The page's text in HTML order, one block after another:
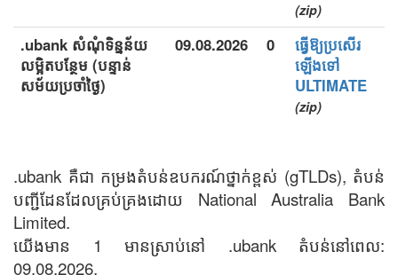
(zip)
.ubank សំណុំទិន្នន័យ
លម្អិតបន្ថែម (បន្ទាន់
សម័យប្រចាំថ្ងៃ)
09.08.2026 0
ធ្វើឱ្យប្រសើរ
ឡើងទៅ
ULTIMATE
(zip)
.ubank គឺជា កម្រងតំបន់ឧបករណ៍ថ្នាក់ខ្ពស់ (gTLDs), តំបន់
បញ្ជីដែនដែលគ្រប់គ្រងដោយ National Australia Bank
Limited.
យើងមាន 1 មានស្រាប់នៅ .ubank តំបន់នៅពេល:
09.08.2026.